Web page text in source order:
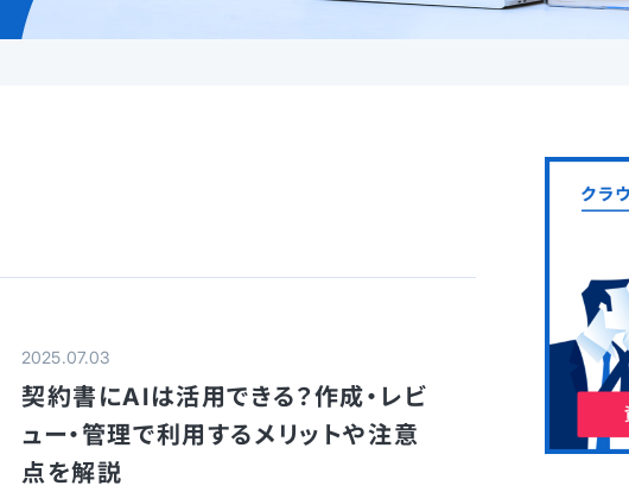
2025.07.03
契約書にAIは活用できる？作成・レビ
ュー・管理で利用するメリットや注意
点を解説